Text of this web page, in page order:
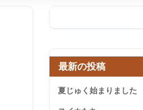
最新の投稿
夏じゅく始まりました